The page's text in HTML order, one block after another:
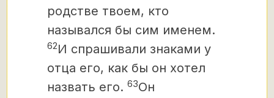
родстве твоем, кто
назывался бы сим именем.
62И спрашивали знаками у
отца его, как бы он хотел
назвать его. 63Он